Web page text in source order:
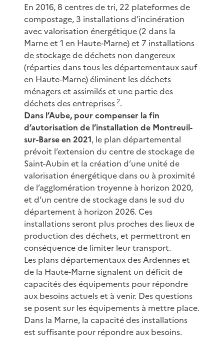
En 2016, 8 centres de tri, 22 plateformes de
compostage, 3 installations d’incinération
avec valorisation énergétique (2 dans la
Marne et 1 en Haute-Marne) et 7 installations
de stockage de déchets non dangereux
(réparties dans tous les départementaux sauf
en Haute-Marne) éliminent les déchets
ménagers et assimilés et une partie des
déchets des entreprises2.
Dans l’Aube, pour compenser la fin
d’autorisation de l’installation de Montreuil-
sur-Barse en 2021, le plan départemental
prévoit l’extension du centre de stockage de
Saint-Aubin et la création d’une unité de
valorisation énergétique dans ou à proximité
de l’agglomération troyenne à horizon 2020,
et d’un centre de stockage dans le sud du
département à horizon 2026. Ces
installations seront plus proches des lieux de
production des déchets, et permettront en
conséquence de limiter leur transport.
Les plans départementaux des Ardennes et
de la Haute-Marne signalent un déficit de
capacités des équipements pour répondre
aux besoins actuels et à venir. Des questions
se posent sur les équipements à mettre place.
Dans la Marne, la capacité des installations
est suffisante pour répondre aux besoins.